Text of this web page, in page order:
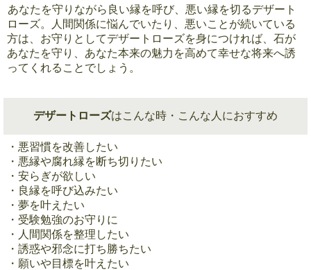
あなたを守りながら良い縁を呼び、悪い縁を切るデザート
ローズ。人間関係に悩んでいたり、悪いことが続いている
方は、お守りとしてデザートローズを身につければ、石が
あなたを守り、あなた本来の魅力を高めて幸せな将来へ誘
ってくれることでしょう。
デザートローズはこんな時・こんな人におすすめ
・悪習慣を改善したい
・悪縁や腐れ縁を断ち切りたい
・安らぎが欲しい
・良縁を呼び込みたい
・夢を叶えたい
・受験勉強のお守りに
・人間関係を整理したい
・誘惑や邪念に打ち勝ちたい
・願いや目標を叶えたい